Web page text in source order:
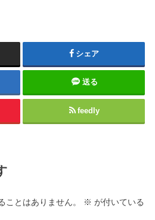
シェア
送る
feedly
ことはありません。 ※ が付いている